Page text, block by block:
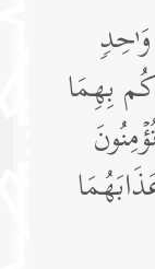
وَ ٰ⁠حِدࣲ
بِهِمَا